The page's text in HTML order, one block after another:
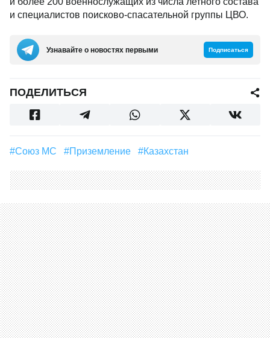
и специалистов поисково-спасательной группы ЦВО.
Узнавайте о новостях первыми Подписаться
ПОДЕЛИТЬСЯ
#Союз МС #Приземление #Казахстан